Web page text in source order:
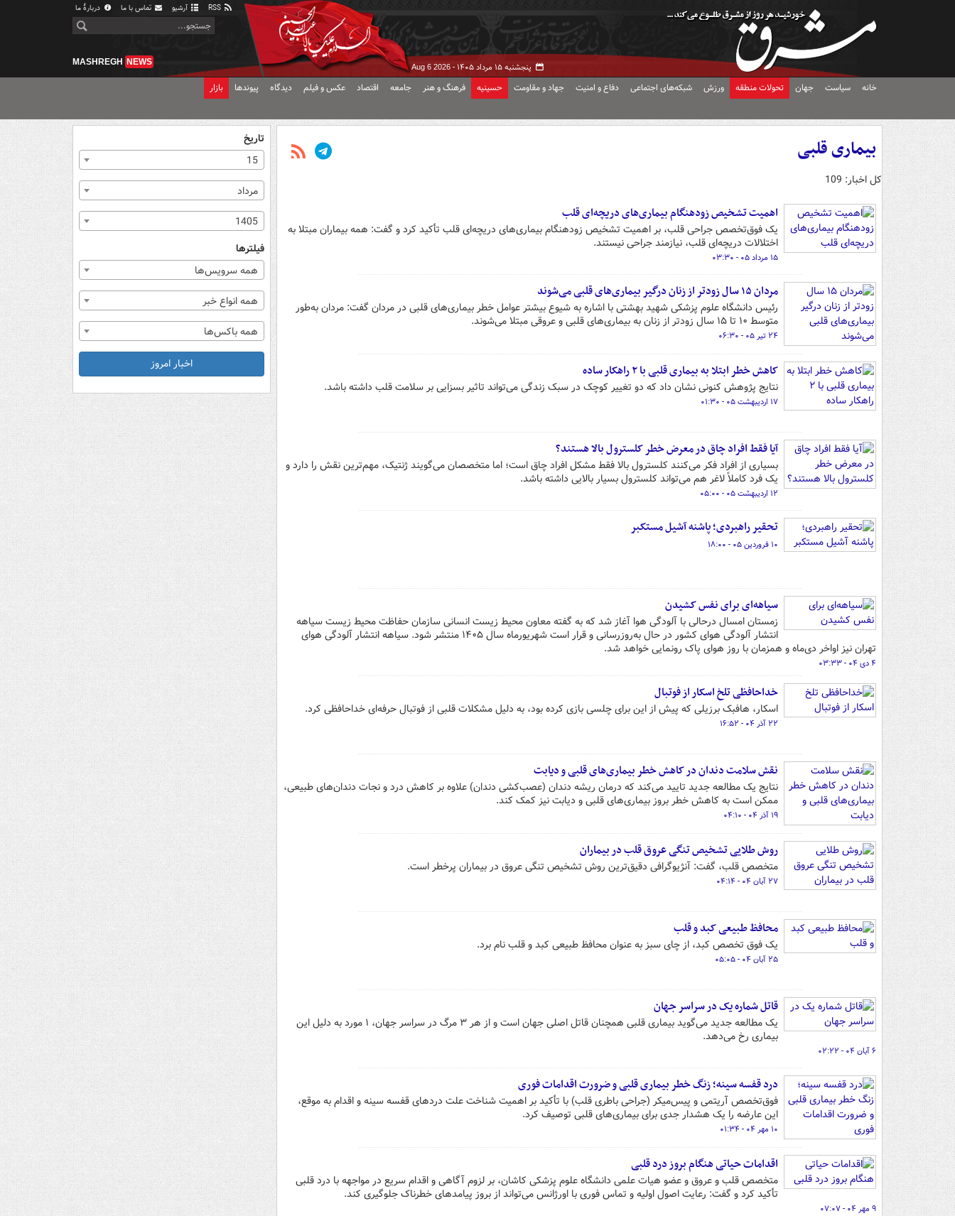
آرشیو تماس با ما دربارهٔ ما
پنجشنبه ۱۵ مرداد ۱۴۰۵ - Aug 6 2026
MASHREGH NEWS
خانه سیاست جهان تحولات منطقه ورزش شبکه‌های اجتماعی دفاع و امنیت جهاد و مقاومت حسینیه فرهنگ و هنر جامعه اقتصاد عکس و فیلم دیدگاه پیوندها بازار
بیماری قلبی
کل اخبار: 109
اهمیت تشخیص زودهنگام بیماری‌های دریچه‌ای قلب
یک فوق‌تخصص جراحی قلب، بر اهمیت تشخیص زودهنگام بیماری‌های دریچه‌ای قلب تأکید کرد و گفت: همه بیماران مبتلا به
اختلالات دریچه‌ای قلب، نیازمند جراحی نیستند.
۱۵ مرداد ۰۵ - ۰۳:۳۰
مردان ۱۵ سال زودتر از زنان درگیر بیماری‌های قلبی می‌شوند
رئیس دانشگاه علوم پزشکی شهید بهشتی با اشاره به شیوع بیشتر عوامل خطر بیماری‌های قلبی در مردان گفت: مردان به‌طور
متوسط ۱۰ تا ۱۵ سال زودتر از زنان به بیماری‌های قلبی و عروقی مبتلا می‌شوند.
۲۴ تیر ۰۵ - ۰۶:۳۰
کاهش خطر ابتلا به بیماری قلبی با ۲ راهکار ساده
نتایج پژوهش کنونی نشان داد که دو تغییر کوچک در سبک زندگی می‌تواند تاثیر بسزایی بر سلامت قلب داشته باشد.
۱۷ اردیبهشت ۰۵ - ۰۱:۳۰
آیا فقط افراد چاق در معرض خطر کلسترول بالا هستند؟
بسیاری از افراد فکر می‌کنند کلسترول بالا فقط مشکل افراد چاق است؛ اما متخصصان می‌گویند ژنتیک، مهم‌ترین نقش را دارد و
یک فرد کاملاً لاغر هم می‌تواند کلسترول بسیار بالایی داشته باشد.
۱۲ اردیبهشت ۰۵ - ۰۵:۰۰
تحقیر راهبردی؛ پاشنه آشیل مستکبر
۱۰ فروردین ۰۵ - ۱۸:۰۰
سیاهه‌ای برای نفس کشیدن
زمستان امسال درحالی با آلودگی هوا آغاز شد که به گفته معاون محیط زیست انسانی سازمان حفاظت محیط زیست سیاهه
انتشار آلودگی هوای کشور در حال به‌روزرسانی و قرار است شهریورماه سال ۱۴۰۵ منتشر شود. سیاهه انتشار آلودگی هوای
تهران نیز اواخر دی‌ماه و همزمان با روز هوای پاک رونمایی خواهد شد.
۴ دی ۰۴ - ۰۳:۳۳
خداحافظی تلخ اسکار از فوتبال
اسکار، هافبک برزیلی که پیش از این برای چلسی بازی کرده بود، به دلیل مشکلات قلبی از فوتبال حرفه‌ای خداحافظی کرد.
۲۲ آذر ۰۴ - ۱۶:۵۲
نقش سلامت دندان در کاهش خطر بیماری‌های قلبی و دیابت
نتایج یک مطالعه جدید تایید می‌کند که درمان ریشه دندان (عصب‌کشی دندان) علاوه بر کاهش درد و نجات دندان‌های طبیعی،
ممکن است به کاهش خطر بروز بیماری‌های قلبی و دیابت نیز کمک کند.
۱۹ آذر ۰۴ - ۰۴:۱۰
روش طلایی تشخیص تنگی عروق قلب در بیماران
متخصص قلب، گفت: آنژیوگرافی دقیق‌ترین روش تشخیص تنگی عروق در بیماران پرخطر است.
۲۷ آبان ۰۴ - ۰۴:۱۴
محافظ طبیعی کبد و قلب
یک فوق تخصص کبد، از چای سبز به عنوان محافظ طبیعی کبد و قلب نام برد.
۲۵ آبان ۰۴ - ۰۵:۰۵
قاتل شماره یک در سراسر جهان
یک مطالعه جدید می‌گوید بیماری قلبی همچنان قاتل اصلی جهان است و از هر ۳ مرگ در سراسر جهان، ۱ مورد به دلیل این
بیماری رخ می‌دهد.
۶ آبان ۰۴ - ۰۲:۲۲
درد قفسه سینه؛ زنگ خطر بیماری قلبی و ضرورت اقدامات فوری
فوق‌تخصص آریتمی و پیس‌میکر (جراحی باطری قلب) با تأکید بر اهمیت شناخت علت دردهای قفسه سینه و اقدام به موقع،
این عارضه را یک هشدار جدی برای بیماری‌های قلبی توصیف کرد.
۱۰ مهر ۰۴ - ۰۱:۳۴
اقدامات حیاتی هنگام بروز درد قلبی
متخصص قلب و عروق و عضو هیات علمی دانشگاه علوم پزشکی کاشان، بر لزوم آگاهی و اقدام سریع در مواجهه با درد قلبی
تأکید کرد و گفت: رعایت اصول اولیه و تماس فوری با اورژانس می‌تواند از بروز پیامدهای خطرناک جلوگیری کند.
۹ مهر ۰۴ - ۰۷:۰۷
تاریخ
15
مرداد
1405
فیلترها
همه سرویس‌ها
همه انواع خبر
همه باکس‌ها
اخبار امروز